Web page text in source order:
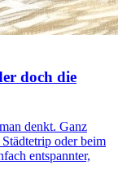
doch die
denkt. Ganz
oder beim
entspannter,